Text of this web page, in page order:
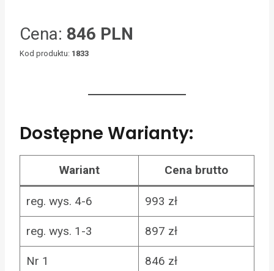
Cena: 846 PLN
Kod produktu: 1833
Dostępne Warianty:
Wariant Cena brutto
reg. wys. 4-6 993 zł
reg. wys. 1-3 897 zł
Nr 1 846 zł